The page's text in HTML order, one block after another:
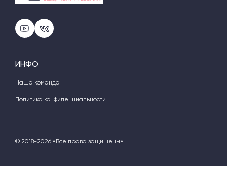
ИНФО
Наша команда
Политика конфиденциальности
© 2018-2026 «Все права защищены»